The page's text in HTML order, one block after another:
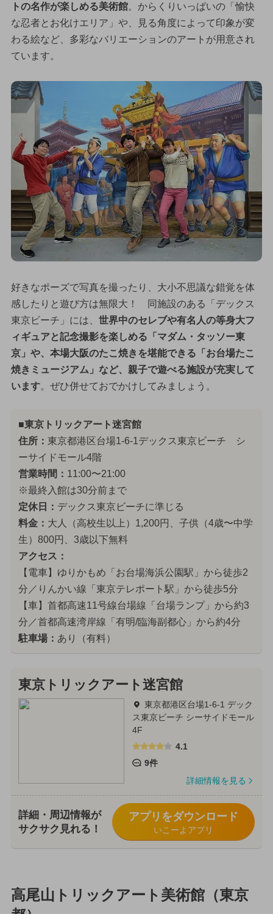
トの名作が楽しめる美術館。からくりいっぱいの「愉快
な忍者とお化けエリア」や、見る角度によって印象が変
わる絵など、多彩なバリエーションのアートが用意され
ています。
好きなポーズで写真を撮ったり、大小不思議な錯覚を体
感したりと遊び方は無限大！ 同施設のある「デックス
東京ビーチ」には、 世界中のセレブや有名人の等身大フ
ィギュアと記念撮影を楽しめる「マダム・タッソー東
京」や、本場大阪のたこ焼きを堪能できる「お台場たこ
焼きミュージアム」など、親子で遊べる施設が充実して
います。ぜひ併せておでかけしてみましょう。
■東京トリックアート迷宮館
住所： 東京都港区台場1-6-1デックス東京ビーチ シ
ーサイドモール4階
営業時間： 11:00〜21:00
※最終入館は30分前まで
定休日： デックス東京ビーチに準じる
料金： 大人（高校生以上）1,200円、子供（4歳〜中学
生）800円、3歳以下無料
アクセス：
【電車】ゆりかもめ「お台場海浜公園駅」から徒歩2
分／りんかい線「東京テレポート駅」から徒歩5分
【車】首都高速11号線台場線「台場ランプ」から約3
分／首都高速湾岸線「有明/臨海副都心」から約4分
駐車場： あり（有料）
東京トリックアート迷宮館
東京都港区台場1-6-1 デック
ス東京ビーチ シーサイドモール
4F
4.1
9件
詳細情報を見る
詳細・周辺情報が
サクサク見れる！
アプリをダウンロード
いこーよアプリ
高尾山トリックアート美術館（東京